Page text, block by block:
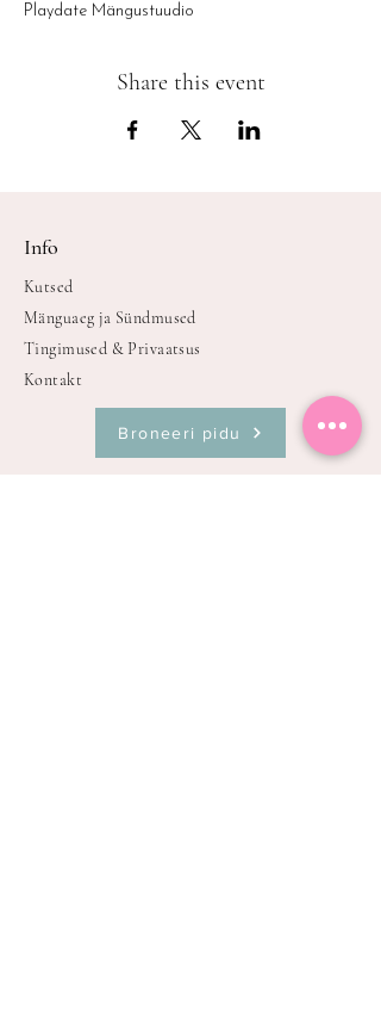
Playdate Mängustuudio
Share this event
Info
Kutsed
Mänguaeg ja Sündmused
Tingimused & Privaatsus
Kontakt
Broneeri pidu